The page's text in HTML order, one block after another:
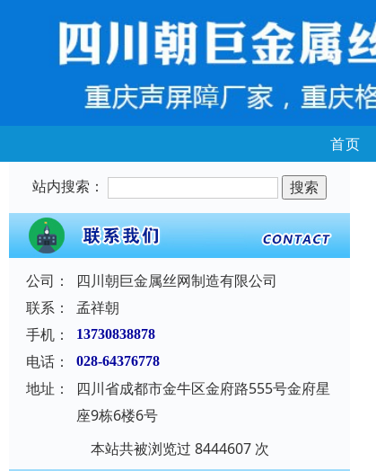
首页
站内搜索：
公司：
四川朝巨金属丝网制造有限公司
联系：
孟祥朝
手机：
13730838878
电话： 028-64376778
地址：
四川省成都市金牛区金府路555号金府星
座9栋6楼6号
本站共被浏览过 8444607 次